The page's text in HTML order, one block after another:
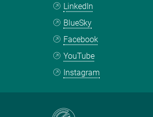
LinkedIn
BlueSky
Facebook
YouTube
Instagram